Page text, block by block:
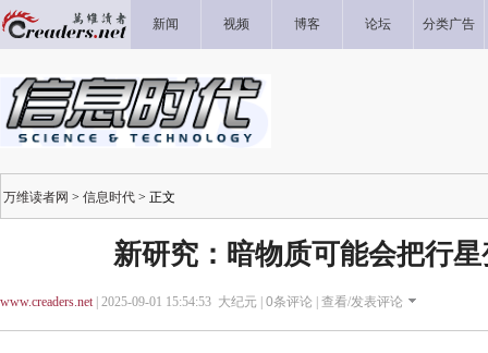
新闻 视频 博客 论坛 分类广告
万维读者网 > 信息时代 > 正文
新研究：暗物质可能会把行
www.creaders.net| 2025-09-01 15:54:53 大纪元 | 0条评论 | 查看/发表评论